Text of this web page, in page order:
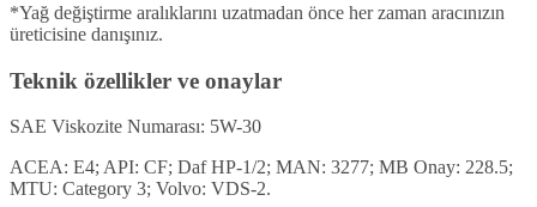
*Yağ değiştirme aralıklarını uzatmadan önce her zaman aracınızın
üreticisine danışınız.
Teknik özellikler ve onaylar
SAE Viskozite Numarası: 5W-30
ACEA: E4; API: CF; Daf HP-1/2; MAN: 3277; MB Onay: 228.5;
MTU: Category 3; Volvo: VDS-2.